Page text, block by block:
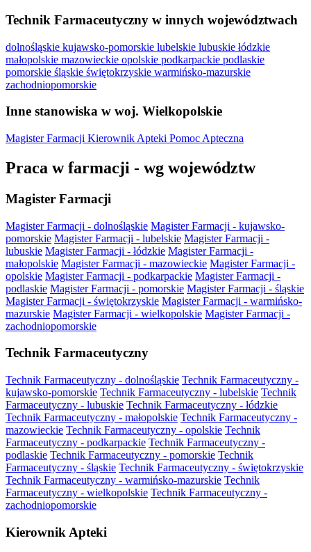
Technik Farmaceutyczny w innych województwach
dolnośląskie kujawsko-pomorskie lubelskie lubuskie łódzkie
małopolskie mazowieckie opolskie podkarpackie podlaskie
pomorskie śląskie świętokrzyskie warmińsko-mazurskie
zachodniopomorskie
Inne stanowiska w woj. Wielkopolskie
Magister Farmacji Kierownik Apteki Pomoc Apteczna
Praca w farmacji - wg województw
Magister Farmacji
Magister Farmacji - dolnośląskie Magister Farmacji - kujawsko-
pomorskie Magister Farmacji - lubelskie Magister Farmacji -
lubuskie Magister Farmacji - łódzkie Magister Farmacji -
małopolskie Magister Farmacji - mazowieckie Magister Farmacji -
opolskie Magister Farmacji - podkarpackie Magister Farmacji -
podlaskie Magister Farmacji - pomorskie Magister Farmacji - śląskie
Magister Farmacji - świętokrzyskie Magister Farmacji - warmińsko-
mazurskie Magister Farmacji - wielkopolskie Magister Farmacji -
zachodniopomorskie
Technik Farmaceutyczny
Technik Farmaceutyczny - dolnośląskie Technik Farmaceutyczny -
kujawsko-pomorskie Technik Farmaceutyczny - lubelskie Technik
Farmaceutyczny - lubuskie Technik Farmaceutyczny - łódzkie
Technik Farmaceutyczny - małopolskie Technik Farmaceutyczny -
mazowieckie Technik Farmaceutyczny - opolskie Technik
Farmaceutyczny - podkarpackie Technik Farmaceutyczny -
podlaskie Technik Farmaceutyczny - pomorskie Technik
Farmaceutyczny - śląskie Technik Farmaceutyczny - świętokrzyskie
Technik Farmaceutyczny - warmińsko-mazurskie Technik
Farmaceutyczny - wielkopolskie Technik Farmaceutyczny -
zachodniopomorskie
Kierownik Apteki